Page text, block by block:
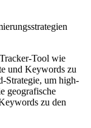
Tool wie
und Keywords zu
Strategie, um high-
geografische
zu den